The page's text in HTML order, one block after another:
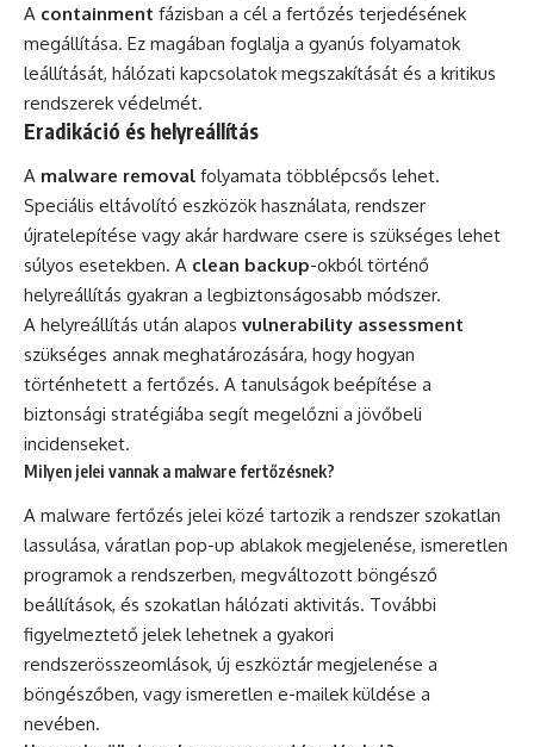
A containment fázisban a cél a fertőzés terjedésének
megállítása. Ez magában foglalja a gyanús folyamatok
leállítását, hálózati kapcsolatok megszakítását és a kritikus
rendszerek védelmét.
Eradikáció és helyreállítás
A malware removal folyamata többlépcsős lehet.
Speciális eltávolító eszközök használata, rendszer
újratelepítése vagy akár hardware csere is szükséges lehet
súlyos esetekben. A clean backup-okból történő
helyreállítás gyakran a legbiztonságosabb módszer.
A helyreállítás után alapos vulnerability assessment
szükséges annak meghatározására, hogy hogyan
történhetett a fertőzés. A tanulságok beépítése a
biztonsági stratégiába segít megelőzni a jövőbeli
incidenseket.
Milyen jelei vannak a malware fertőzésnek?
A malware fertőzés jelei közé tartozik a rendszer szokatlan
lassulása, váratlan pop-up ablakok megjelenése, ismeretlen
programok a rendszerben, megváltozott böngésző
beállítások, és szokatlan hálózati aktivitás. További
figyelmeztető jelek lehetnek a gyakori
rendszerösszeomlások, új eszköztár megjelenése a
böngészőben, vagy ismeretlen e-mailek küldése a
nevében.